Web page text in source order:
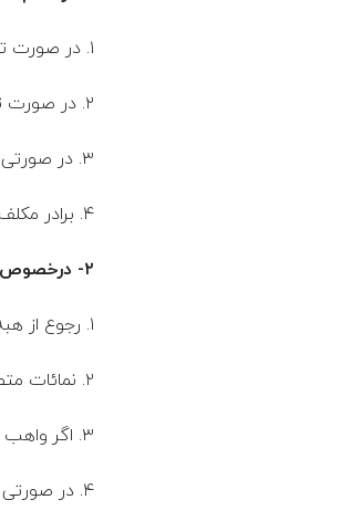
۱. در صورت تمکن منفق و عدم تمکن برادرش و مطالبه وی
۲. در صورت تمکن منافق و عسر و حرج برادرش
٣. در صورتی که منفق اضافه بر پرداخت نفقه خانواده تمکن داشته باشد.
۴. برادر مکلف به پرداخت نفقه برادر خویش نیست.
۲- درخصوص رجوع از هبه، کدام مورد صحیح است؟
۱. رجوع از هبه ایقاع است و مستلزم اعلام اراده واهب به متهب است.
۲. نمائات متصل، متعلق به واهب (رجوع‌کننده است، اگرچه نتیجه کار متهب باشد.
٣. اگر واهب پس از هبه و قبض آن محجور شود، تا زمانی که عین موهوبه موجود است، قیم او می‌تواند رجوع کند.
۴. در صورتی که متهب زوجه واهب باشد، رجوع امکان‌‌پذیر نیست.